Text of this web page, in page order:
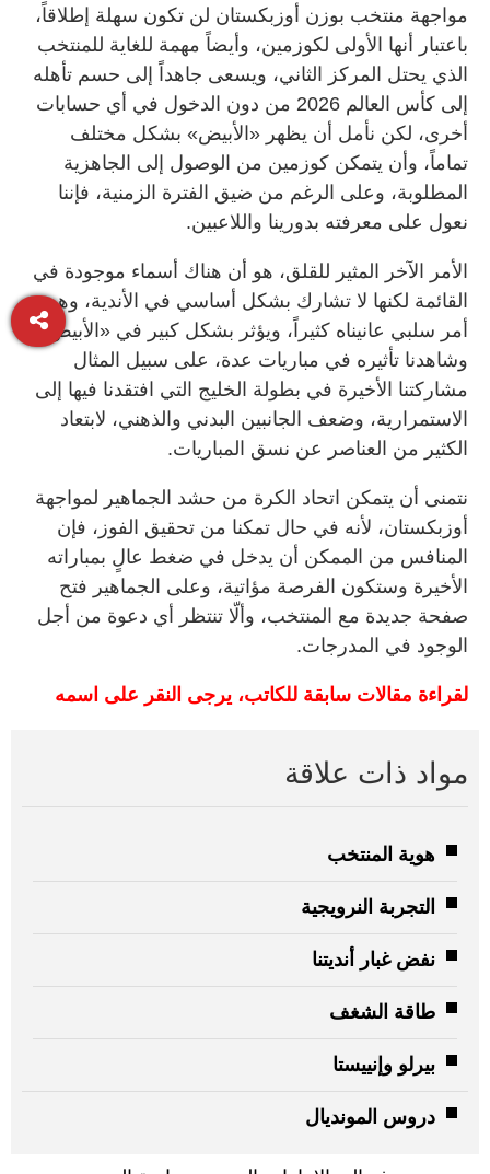
مواجهة منتخب بوزن أوزبكستان لن تكون سهلة إطلاقاً،
باعتبار أنها الأولى لكوزمين، وأيضاً مهمة للغاية للمنتخب
الذي يحتل المركز الثاني، ويسعى جاهداً إلى حسم تأهله
إلى كأس العالم 2026 من دون الدخول في أي حسابات
أخرى، لكن نأمل أن يظهر «الأبيض» بشكل مختلف
تماماً، وأن يتمكن كوزمين من الوصول إلى الجاهزية
المطلوبة، وعلى الرغم من ضيق الفترة الزمنية، فإننا
نعول على معرفته بدورينا واللاعبين.
الأمر الآخر المثير للقلق، هو أن هناك أسماء موجودة في
القائمة لكنها لا تشارك بشكل أساسي في الأندية، وهو
أمر سلبي عانيناه كثيراً، ويؤثر بشكل كبير في «الأبيض»،
وشاهدنا تأثيره في مباريات عدة، على سبيل المثال
مشاركتنا الأخيرة في بطولة الخليج التي افتقدنا فيها إلى
الاستمرارية، وضعف الجانبين البدني والذهني، لابتعاد
الكثير من العناصر عن نسق المباريات.
نتمنى أن يتمكن اتحاد الكرة من حشد الجماهير لمواجهة
أوزبكستان، لأنه في حال تمكنا من تحقيق الفوز، فإن
المنافس من الممكن أن يدخل في ضغط عالٍ بمباراته
الأخيرة وستكون الفرصة مؤاتية، وعلى الجماهير فتح
صفحة جديدة مع المنتخب، وألّا تنتظر أي دعوة من أجل
الوجود في المدرجات.
لقراءة مقالات سابقة للكاتب، يرجى النقر على اسمه
مواد ذات علاقة
هوية المنتخب
التجربة النرويجية
نفض غبار أنديتنا
طاقة الشغف
بيرلو وإنييستا
دروس المونديال